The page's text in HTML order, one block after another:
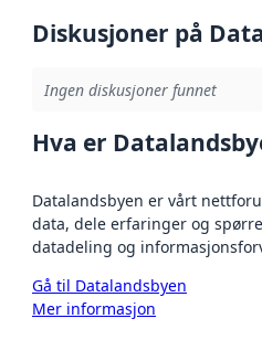
Diskusjoner på
Ingen diskusjoner funnet
Hva er
Datalandsbyen er vårt
data, dele erfaringer og
datadeling og
Gå til Datalandsbyen
Mer informasjon